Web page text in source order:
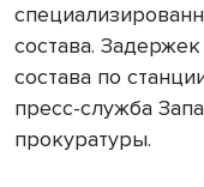
состава.
состава по
пресс-служба
прокуратуры.